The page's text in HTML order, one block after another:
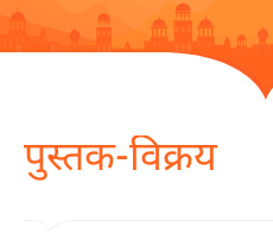
पुस्तक-विक्रय